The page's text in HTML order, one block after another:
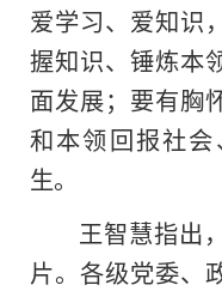
爱学习、爱知识
握知识、锤炼本
面发展；要有胸
和本领回报社
生。
王智慧指出
片。各级党委、